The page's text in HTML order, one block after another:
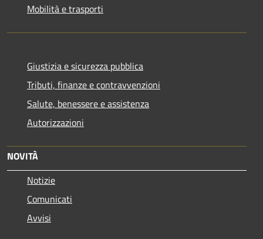
Mobilità e trasporti
Giustizia e sicurezza pubblica
Tributi, finanze e contravvenzioni
Salute, benessere e assistenza
Autorizzazioni
NOVITÀ
Notizie
Comunicati
Avvisi